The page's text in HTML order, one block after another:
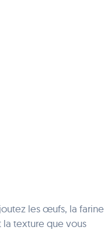
les œufs, la farine
la texture que vous